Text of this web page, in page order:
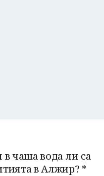
в чаша вода ли са
в Алжир? *